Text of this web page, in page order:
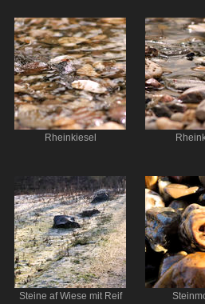
Rheinkiesel
Steine af Wiese mit Reif